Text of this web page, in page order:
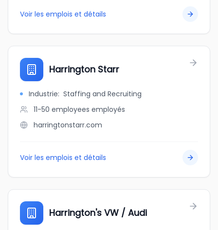
Voir les emplois et détails
Harrington Starr
Industrie: Staffing and Recruiting
11-50 employees employés
harringtonstarr.com
Voir les emplois et détails
Harrington's VW / Audi